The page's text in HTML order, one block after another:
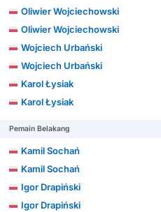
Oliwier Wojciechowski
Oliwier Wojciechowski
Wojciech Urbański
Wojciech Urbański
Karol Łysiak
Karol Łysiak
Pemain Belakang
Kamil Sochań
Kamil Sochań
Igor Drapiński
Igor Drapiński